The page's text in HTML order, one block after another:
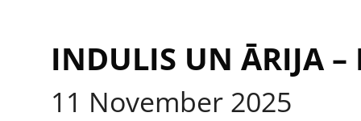
INDULIS UN ĀRIJA
11 November 2025